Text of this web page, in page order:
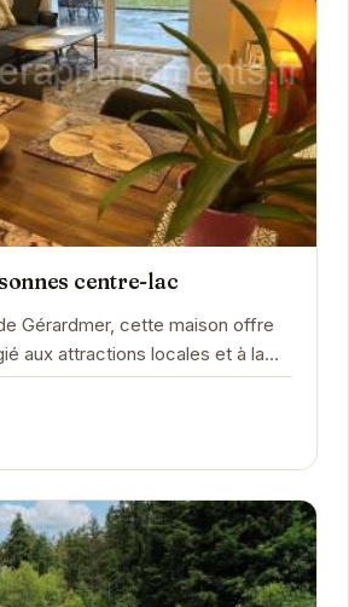
centre-lac
Gérardmer, cette maison offre
aux attractions locales et à la
Vosges. Avec son...